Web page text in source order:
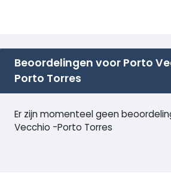
Beoordelingen voor Porto
Porto Torres
Er zijn momenteel geen
Vecchio -Porto Torres